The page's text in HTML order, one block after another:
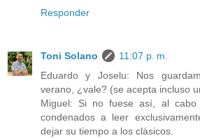
Responder
Toni Solano
11:07 p. m.
Eduardo y Joselu: Nos
verano, ¿vale? (se acepta incluso
Miguel: Si no fuese así, al cabo
condenados a leer
dejar su tiempo a los clásicos.